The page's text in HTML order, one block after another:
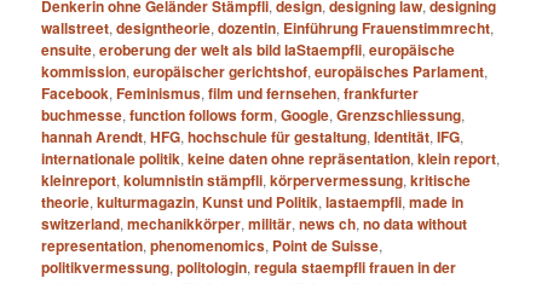
Denkerin ohne Geländer Stämpfli,design,designing law,designing
wallstreet,designtheorie,dozentin, Einführung Frauenstimmrecht,
ensuite,eroberung der welt als bild laStaempfli,europäische
kommission,europäischer gerichtshof,europäisches Parlament,
Facebook,Feminismus,film und fernsehen,frankfurter
buchmesse,function follows form,Google,Grenzschliessung,
hannah Arendt,HFG,hochschule für gestaltung,Identität,IFG,
internationale politik,keine daten ohne repräsentation,klein report,
kleinreport,kolumnistin stämpfli,körpervermessung,kritische
theorie,kulturmagazin,Kunst und Politik,lastaempfli,made in
switzerland,mechanikkörper,militär,news ch,no data without
representation,phenomenomics, Point de Suisse,
politikvermessung,politologin,regula staempfli frauen in der